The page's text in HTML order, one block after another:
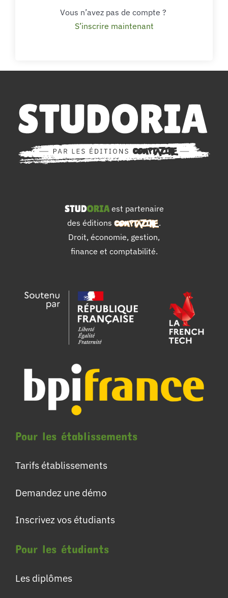
Vous n’avez pas de compte ?
S’inscrire maintenant
est partenaire
des éditions
.
Droit, économie, gestion,
finance et comptabilité.
Pour les établissements
Tarifs établissements
Demandez une démo
Inscrivez vos étudiants
Pour les étudiants
Les diplômes